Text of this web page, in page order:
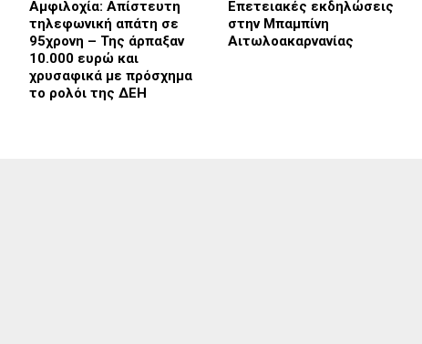
Αμφιλοχία: Απίστευτη
τηλεφωνική απάτη σε
95χρονη – Της άρπαξαν
10.000 ευρώ και
χρυσαφικά με πρόσχημα
το ρολόι της ΔΕΗ
Επετειακές εκδηλώσεις
στην Μπαμπίνη
Αιτωλοακαρνανίας